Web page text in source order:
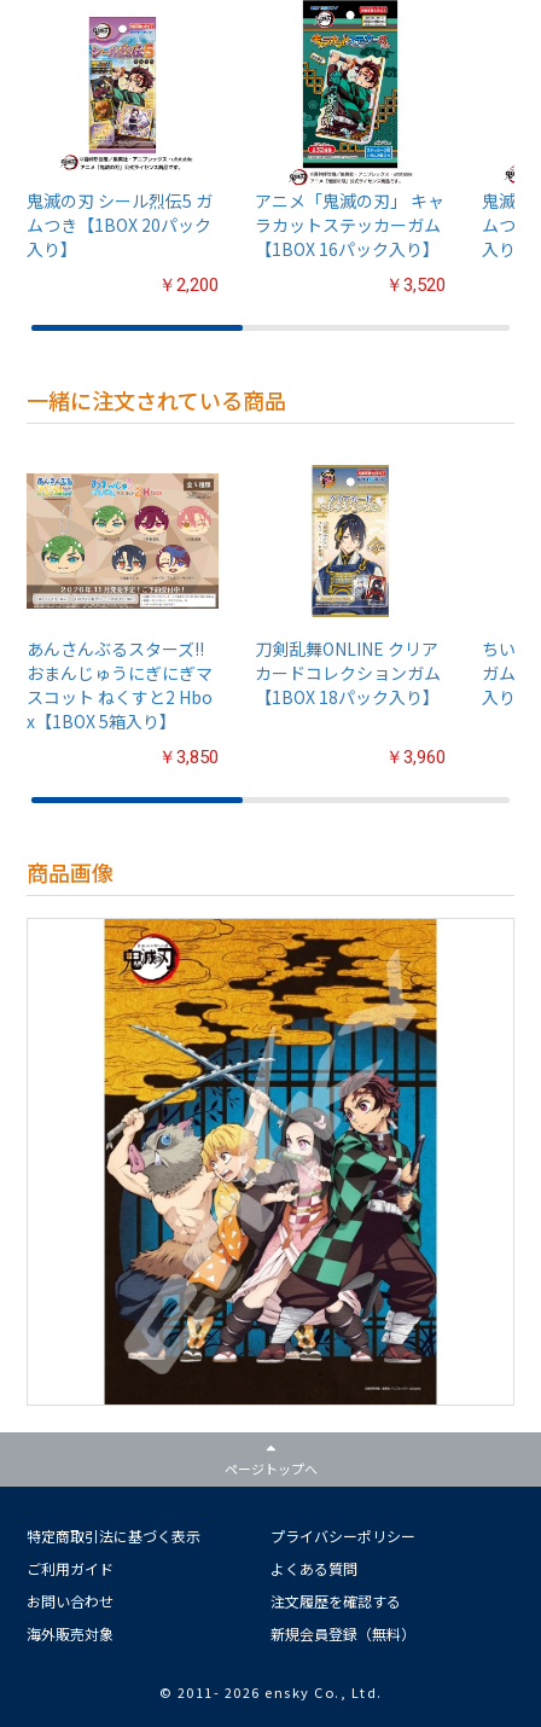
鬼滅の刃 シール烈伝5 ガ
ムつき【1BOX 20パック
入り】
￥2,200
アニメ「鬼滅の刃」 キャ
ラカットステッカーガム
【1BOX 16パック入り】
￥3,520
鬼滅の
ムつき
入り】
一緒に注文されている商品
あんさんぶるスターズ!!
おまんじゅうにぎにぎマ
スコット ねくすと2 Hbo
x【1BOX 5箱入り】
￥3,850
刀剣乱舞ONLINE クリア
カードコレクションガム
【1BOX 18パック入り】
￥3,960
ちいか
ガム4
入り】
商品画像
ページトップへ
特定商取引法に基づく表示
プライバシーポリシー
ご利用ガイド
よくある質問
お問い合わせ
注文履歴を確認する
海外販売対象
新規会員登録（無料）
© 2011- 2026 ensky Co., Ltd.